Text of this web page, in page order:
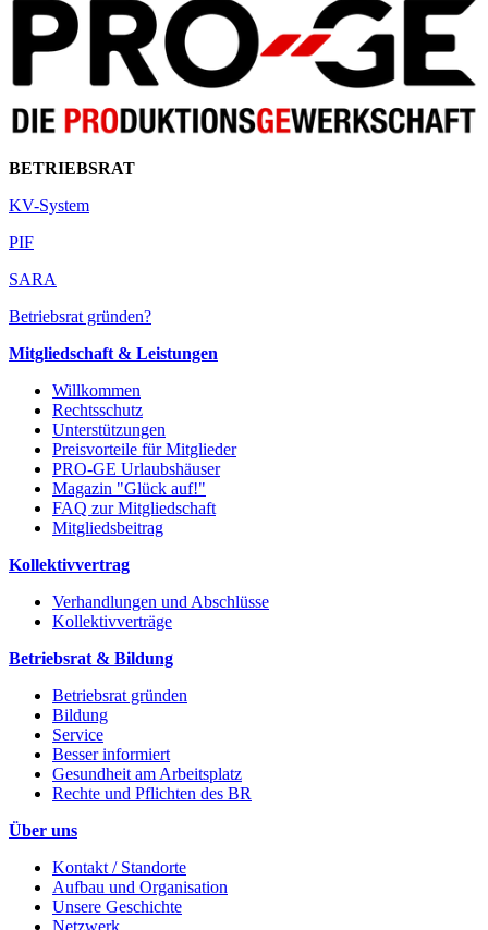
BETRIEBSRAT
KV-System
PIF
SARA
Betriebsrat gründen?
Mitgliedschaft & Leistungen
Willkommen
Rechtsschutz
Unterstützungen
Preisvorteile für Mitglieder
PRO-GE Urlaubshäuser
Magazin "Glück auf!"
FAQ zur Mitgliedschaft
Mitgliedsbeitrag
Kollektivvertrag
Verhandlungen und Abschlüsse
Kollektivverträge
Betriebsrat & Bildung
Betriebsrat gründen
Bildung
Service
Besser informiert
Gesundheit am Arbeitsplatz
Rechte und Pflichten des BR
Über uns
Kontakt / Standorte
Aufbau und Organisation
Unsere Geschichte